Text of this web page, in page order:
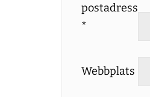
postadress
*
Webbplats